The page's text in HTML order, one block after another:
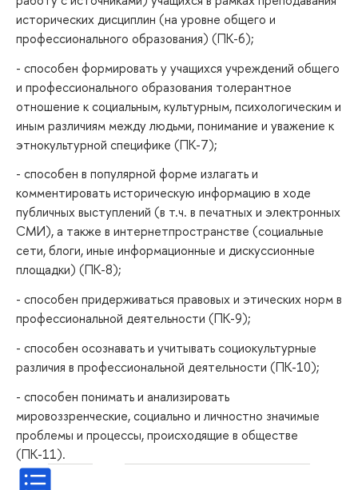
исторических дисциплин (на уровне общего и
профессионального образования) (ПК-6);
- способен формировать у учащихся учреждений общего
и профессионального образования толерантное
отношение к социальным, культурным, психологическим и
иным различиям между людьми, понимание и уважение к
этнокультурной специфике (ПК-7);
- способен в популярной форме излагать и
комментировать историческую информацию в ходе
публичных выступлений (в т.ч. в печатных и электронных
СМИ), а также в интернетпространстве (социальные
сети, блоги, иные информационные и дискуссионные
площадки) (ПК-8);
- способен придерживаться правовых и этических норм в
профессиональной деятельности (ПК-9);
- способен осознавать и учитывать социокультурные
различия в профессиональной деятельности (ПК-10);
- способен понимать и анализировать
мировоззренческие, социально и личностно значимые
проблемы и процессы, происходящие в обществе
(ПК-11).